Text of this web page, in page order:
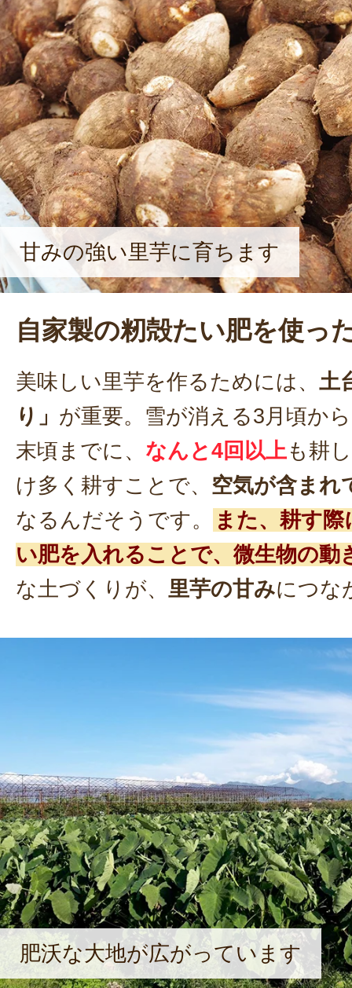
甘みの強い里芋に育ちます
自家製の籾殻たい肥を使っ
美味しい里芋を作るためには、 土
り」 が重要。雪が消える3月頃か
末頃までに、 なんと4回以上も耕
け多く耕すことで、 空気が含まれ
なるんだそうです。
また、耕す
い肥を入れることで、微生物の動
な土づくりが、 里芋の甘みにつな
肥沃な大地が広がっています